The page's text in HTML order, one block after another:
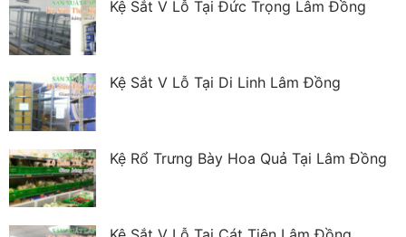
Kệ Sắt V Lỗ Tại Đức Trọng Lâm Đồng
Kệ Sắt V Lỗ Tại Di Linh Lâm Đồng
Kệ Rổ Trưng Bày Hoa Quả Tại Lâm Đồng